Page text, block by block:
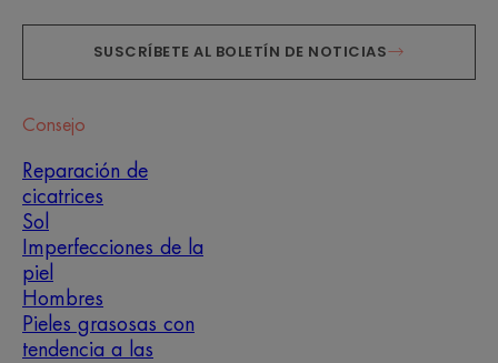
SUSCRÍBETE AL BOLETÍN DE NOTICIAS
Consejo
Reparación de
cicatrices
Sol
Imperfecciones de la
piel
Hombres
Pieles grasosas con
tendencia a las